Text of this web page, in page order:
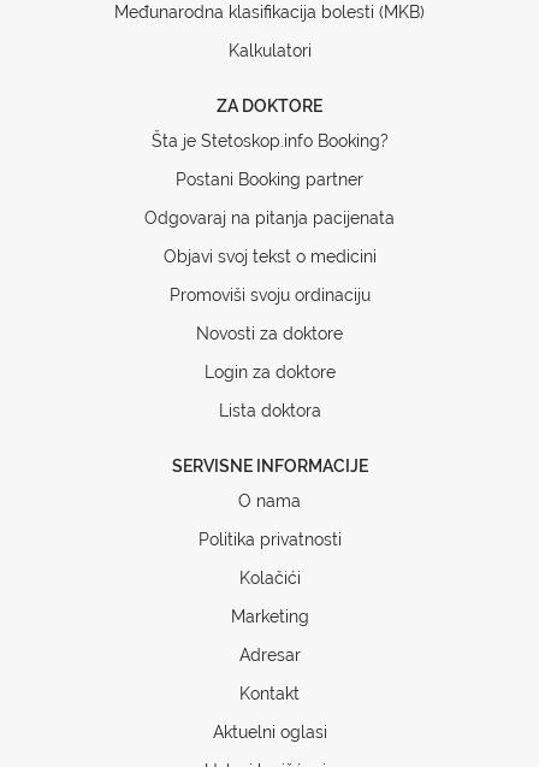
Međunarodna klasifikacija bolesti (MKB)
Kalkulatori
ZA DOKTORE
Šta je Stetoskop.info Booking?
Postani Booking partner
Odgovaraj na pitanja pacijenata
Objavi svoj tekst o medicini
Promoviši svoju ordinaciju
Novosti za doktore
Login za doktore
Lista doktora
SERVISNE INFORMACIJE
O nama
Politika privatnosti
Kolačići
Marketing
Adresar
Kontakt
Aktuelni oglasi